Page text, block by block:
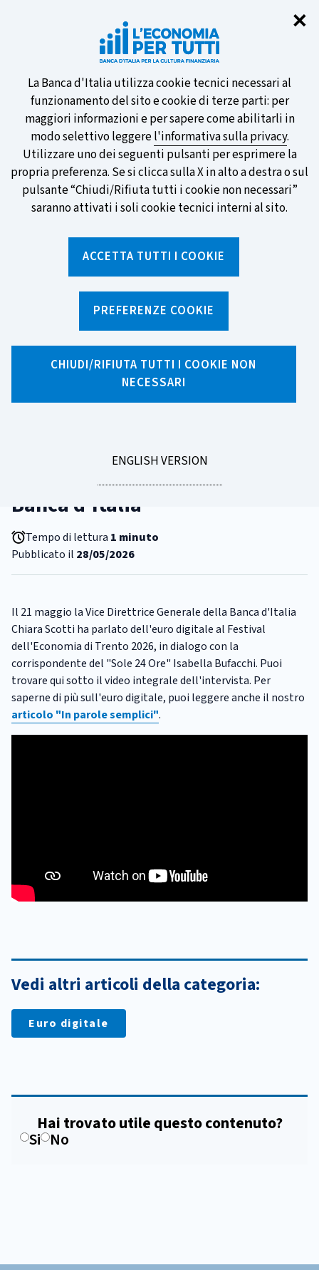
✕
Informativa
sui
cookie
La Banca d'Italia utilizza cookie tecnici necessari al
funzionamento del sito e cookie di terze parti: per
maggiori informazioni e per sapere come abilitarli in
modo selettivo leggerel'informativa sulla privacy.
Utilizzare uno dei seguenti pulsanti per esprimere la
propria preferenza. Se si clicca sulla X in alto a destra o sul
pulsante “Chiudi/Rifiuta tutti i cookie non necessari”
saranno attivati i soli cookie tecnici interni al sito.
ACCETTA TUTTI I COOKIE
PREFERENZE COOKIE
CHIUDI/RIFIUTA TUTTI I COOKIE NON
NECESSARI
GO
ENGLISH VERSION
Partecipa al sondaggio della BCE
sulle nuove banconote e vota la tua
preferita!
SCOPRI DI PIÙ
Vice Direttrice Generale della Banca d'Italia
Facebook
LinkedinWhatsApp
Email
serve? Guarda l'intervista alla
Vice Direttrice Generale della
Banca d'Italia
CATEGORIA:
EURO DIGITALE
Tempo di lettura 1 minuto
Pubblicato il 28/05/2026
Il 21 maggio la Vice Direttrice Generale della Banca d'Italia
Chiara Scotti ha parlato dell'euro digitale al Festival
dell'Economia di Trento 2026, in dialogo con la
corrispondente del "Sole 24 Ore" Isabella Bufacchi. Puoi
trovare qui sotto il video integrale dell'intervista. Per
saperne di più sull'euro digitale, puoi leggere anche il nostro
articolo "In parole semplici".
Vedi altri articoli della categoria:
Euro digitale
Hai trovato utile questo contenuto?
Si No